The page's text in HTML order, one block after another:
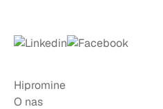
Hipromine
O nas